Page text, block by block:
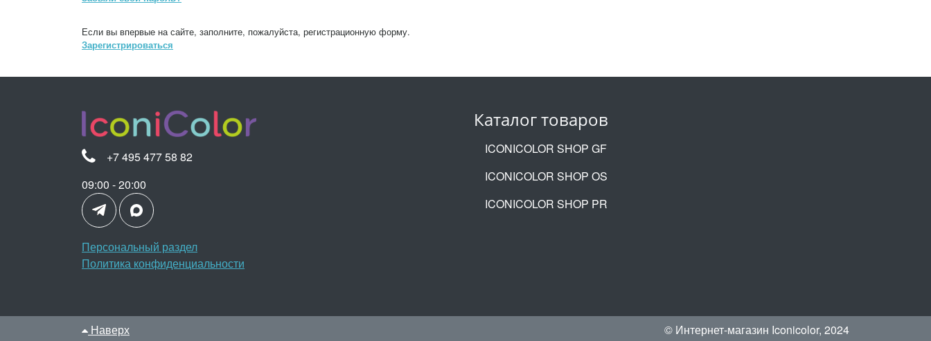
Если вы впервые на сайте, заполните, пожалуйста, регистрационную форму.
Зарегистрироваться
Каталог товаров
ICONICOLOR SHOP GF
ICONICOLOR SHOP OS
ICONICOLOR SHOP PR
+7 495 477 58 82
09:00 - 20:00
Персональный раздел
Политика конфиденциальности
Наверх © Интернет-магазин Iconicolor, 2024